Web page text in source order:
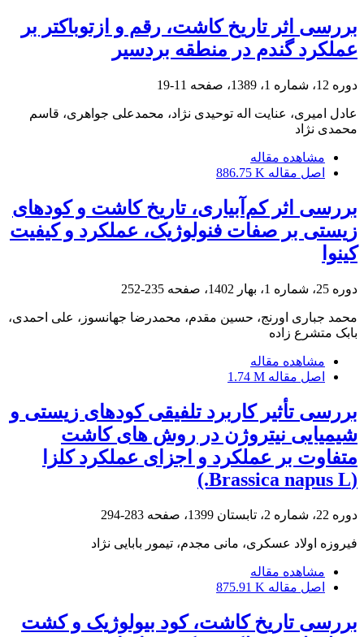
بررسی اثر تاریخ کاشت، رقم و ازتوباکتر بر
عملکرد گندم در منطقه بردسیر
دوره 12، شماره 1، 1389، صفحه 11-19
عادل امیری، عنایت اله توحیدی نژاد، محمدعلی جواهری، قاسم
محمدی نژاد
مشاهده مقاله
اصل مقاله 886.75 K
بررسی اثر کم‌آبیاری، تاریخ کاشت و کودهای
زیستی بر صفات فنولوژیک، عملکرد و کیفیت
کینوا
دوره 25، شماره 1، بهار 1402، صفحه 235-252
محمد جباری اورنج، حسین مقدم، محمدرضا جهانسوز، علی احمدی،
بابک متشرع زاده
مشاهده مقاله
اصل مقاله 1.74 M
بررسی تأثیر کاربرد تلفیقی کودهای زیستی و
شیمیایی نیتروژن در روش های کاشت
متفاوت بر عملکرد و اجزای عملکرد کلزا
(Brassica napus L.)
دوره 22، شماره 2، تابستان 1399، صفحه 283-294
فیروزه اولاد عسکری، مانی مجدم، تیمور بابایی نژاد
مشاهده مقاله
اصل مقاله 875.91 K
بررسی تاریخ‏ کاشت، کود بیولوژیک و کشت